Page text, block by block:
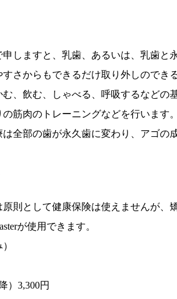
しますと、乳歯、あるいは、乳歯と
さからもできるだけ取り外しのでき
、飲む、しゃべる、呼吸するなどの
筋肉のトレーニングなどを行います。
全部の歯が永久歯に変わり、アゴの
則として健康保険は使えませんが、
が使用できます。
）3,300円